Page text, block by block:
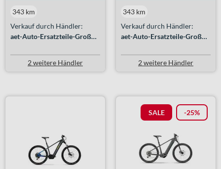
Verkauf durch Händler:
aet-Auto-Ersatzteile-Großhandel GmbH
343 km
2 weitere Händler
Verkauf durch Händler:
aet-Auto-Ersatzteile-Großhandel GmbH
343 km
2 weitere Händler
SALE -25%